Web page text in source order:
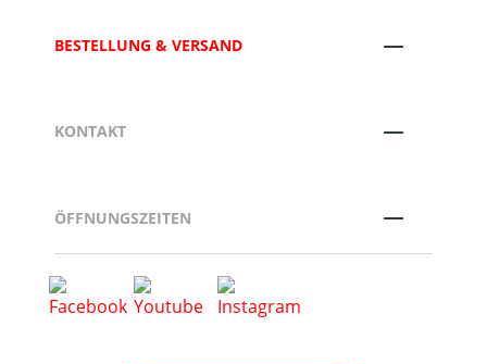
BESTELLUNG & VERSAND
KONTAKT
ÖFFNUNGSZEITEN